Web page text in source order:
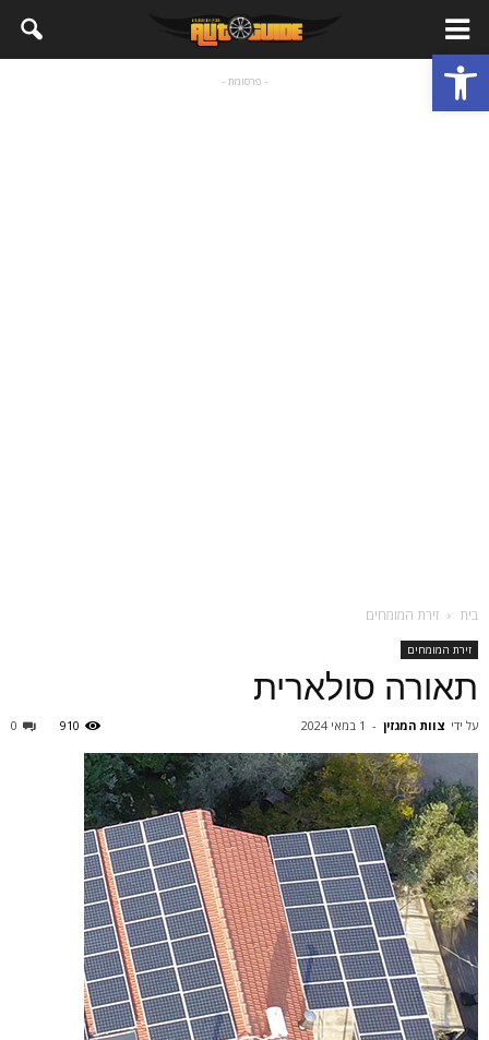
פתח סרגל נגישות - פרסומת -
בית זירת המומחים
זירת המומחים
תאורה סולארית
על ידי צוות המגזין - 1 במאי 2024 0 910